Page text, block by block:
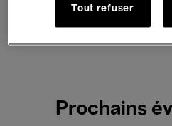
Prochains
Tout refuser